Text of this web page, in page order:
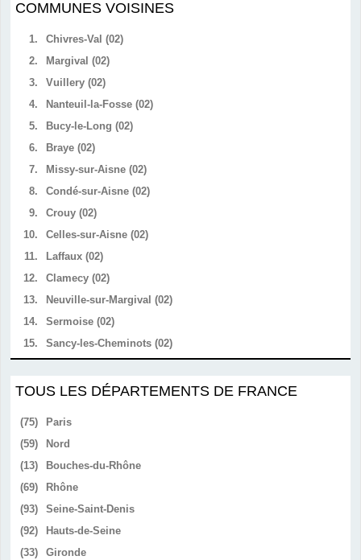
COMMUNES VOISINES
1.
Chivres-Val (02)
2.
Margival (02)
3.
Vuillery (02)
4.
Nanteuil-la-Fosse (02)
5.
Bucy-le-Long (02)
6.
Braye (02)
7.
Missy-sur-Aisne (02)
8.
Condé-sur-Aisne (02)
9.
Crouy (02)
10.
Celles-sur-Aisne (02)
11.
Laffaux (02)
12.
Clamecy (02)
13.
Neuville-sur-Margival (02)
14.
Sermoise (02)
15.
Sancy-les-Cheminots (02)
TOUS LES DÉPARTEMENTS DE FRANCE
(75)
Paris
(59)
Nord
(13)
Bouches-du-Rhône
(69)
Rhône
(93)
Seine-Saint-Denis
(92)
Hauts-de-Seine
(33)
Gironde